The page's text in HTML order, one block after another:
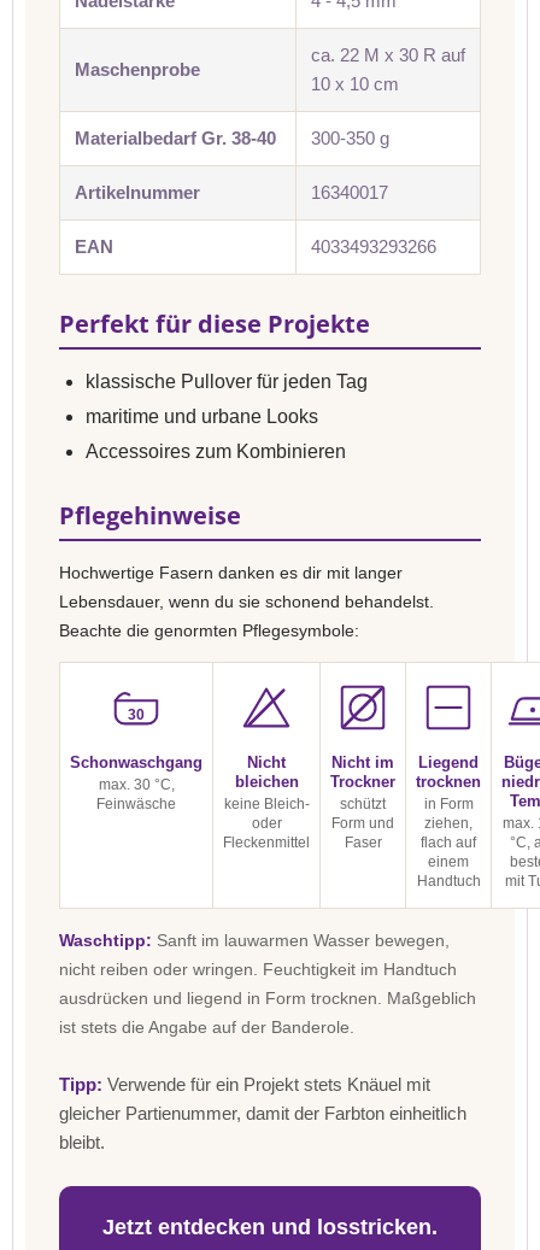
Maschenprobe
ca. 22 M x 30 R auf
10 x 10 cm
Materialbedarf Gr. 38-40 300-350 g
Artikelnummer 16340017
EAN 4033493293266
Perfekt für diese Projekte
klassische Pullover für jeden Tag
maritime und urbane Looks
Accessoires zum Kombinieren
Pflegehinweise
Hochwertige Fasern danken es dir mit langer
Lebensdauer, wenn du sie schonend behandelst.
Beachte die genormten Pflegesymbole:
30
Schonwaschgang
max. 30 °C,
Feinwäsche
Nicht
bleichen
keine Bleich-
oder
Fleckenmittel
Nicht im
Trockner
schützt
Form und
Faser
Liegend
trocknen
in Form
ziehen,
flach auf
einem
Handtuch
max.
°C,
mit
Waschtipp: Sanft im lauwarmen Wasser bewegen,
nicht reiben oder wringen. Feuchtigkeit im Handtuch
ausdrücken und liegend in Form trocknen. Maßgeblich
ist stets die Angabe auf der Banderole.
Tipp: Verwende für ein Projekt stets Knäuel mit
gleicher Partienummer, damit der Farbton einheitlich
bleibt.
Jetzt entdecken und losstricken.